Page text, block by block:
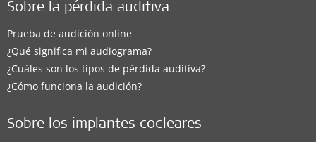
Sobre la pérdida auditiva
Prueba de audición online
¿Qué significa mi audiograma?
¿Cuáles son los tipos de pérdida auditiva?
¿Cómo funciona la audición?
Sobre los implantes cocleares